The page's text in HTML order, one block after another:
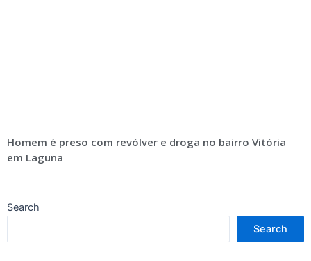
Homem é preso com revólver e droga no bairro Vitória
em Laguna
Search
Search